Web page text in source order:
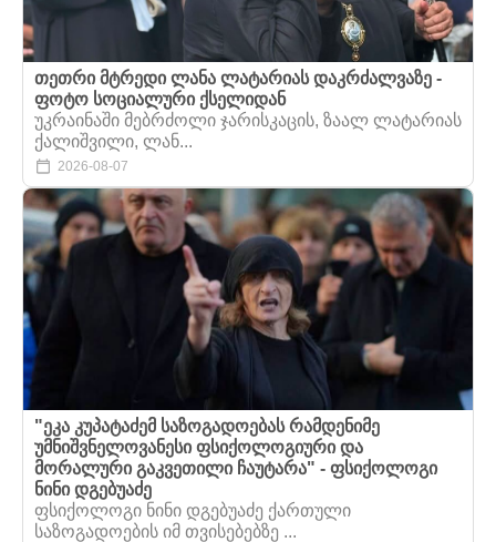
თეთრი მტრედი ლანა ლატარიას დაკრძალვაზე -
ფოტო სოციალური ქსელიდან
უკრაინაში მებრძოლი ჯარისკაცის, ზაალ ლატარიას
ქალიშვილი, ლან...
2026-08-07
"ეკა კუპატაძემ საზოგადოებას რამდენიმე
უმნიშვნელოვანესი ფსიქოლოგიური და
მორალური გაკვეთილი ჩაუტარა" - ფსიქოლოგი
ნინი დგებუაძე
ფსიქოლოგი ნინი დგებუაძე ქართული
საზოგადოების იმ თვისებებზე ...